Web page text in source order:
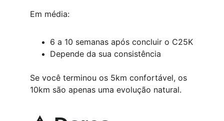
Em média:
6 a 10 semanas após concluir o C25K
Depende da sua consistência
Se você terminou os 5km confortável, os
10km são apenas uma evolução natural.